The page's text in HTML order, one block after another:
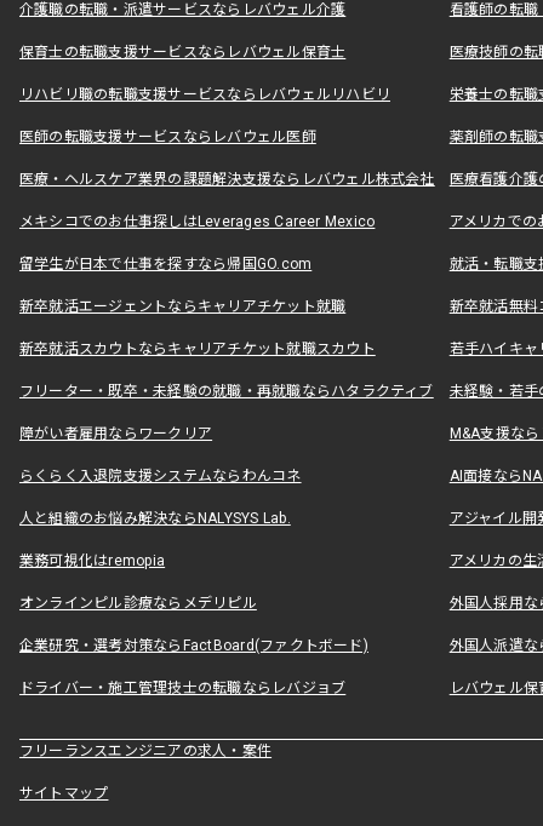
介護職の転職・派遣サービスならレバウェル介護 看護師の転
保育士の転職支援サービスならレバウェル保育士 医療技師の
リハビリ職の転職支援サービスならレバウェルリハビリ 栄養士の転
医師の転職支援サービスならレバウェル医師 薬剤師の転
医療・ヘルスケア業界の課題解決支援ならレバウェル株式会社 医療看護介
メキシコでのお仕事探しはLeverages Career Mexico アメリカで
留学生が日本で仕事を探すなら帰国GO.com 就活・転職
新卒就活エージェントならキャリアチケット就職 新卒就活無料
新卒就活スカウトならキャリアチケット就職スカウト 若手ハイキ
フリーター・既卒・未経験の就職・再就職ならハタラクティブ 未経験・若手
障がい者雇用ならワークリア M&A支援な
らくらく入退院支援システムならわんコネ AI面接なら
人と組織のお悩み解決ならNALYSYS Lab. アジャイル
業務可視化はremopia アメリカの
オンラインピル診療ならメデリピル 外国人採用
企業研究・選考対策ならFactBoard(ファクトボード) 外国人派遣な
ドライバー・施工管理技士の転職ならレバジョブ レバウェル
フリーランスエンジニアの求人・案件
サイトマップ